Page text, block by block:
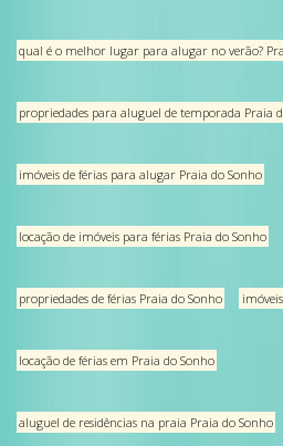
qual é o melhor lugar para alugar no verão?
propriedades para aluguel de temporada Praia
imóveis de férias para alugar Praia do Sonho
locação de imóveis para férias Praia do Sonho
propriedades de férias Praia do Sonho
locação de férias em Praia do Sonho
aluguel de residências na praia Praia do Sonho